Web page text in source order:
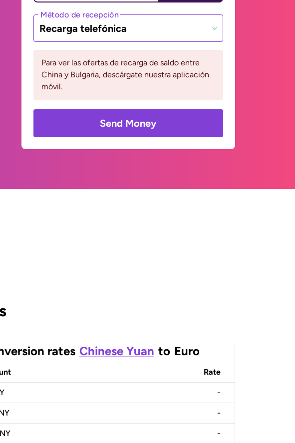
Método de recepción
Recarga telefónica
Para ver las ofertas de recarga de saldo entre
China y Bulgaria, descárgate nuestra aplicación
móvil.
Send Money
rates Chinese Yuan to Euro
Rate
-
-
-